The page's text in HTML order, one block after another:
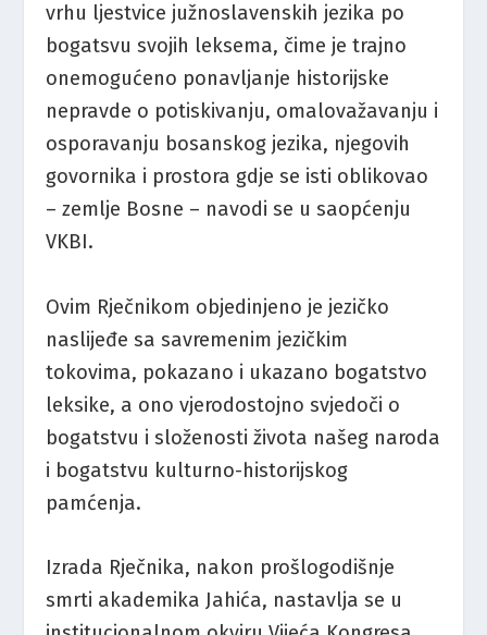
vrhu ljestvice južnoslavenskih jezika po
bogatsvu svojih leksema, čime je trajno
onemogućeno ponavljanje historijske
nepravde o potiskivanju, omalovažavanju i
osporavanju bosanskog jezika, njegovih
govornika i prostora gdje se isti oblikovao
– zemlje Bosne – navodi se u saopćenju
VKBI.
Ovim Rječnikom objedinjeno je jezičko
naslijeđe sa savremenim jezičkim
tokovima, pokazano i ukazano bogatstvo
leksike, a ono vjerodostojno svjedoči o
bogatstvu i složenosti života našeg naroda
i bogatstvu kulturno-historijskog
pamćenja.
Izrada Rječnika, nakon prošlogodišnje
smrti akademika Jahića, nastavlja se u